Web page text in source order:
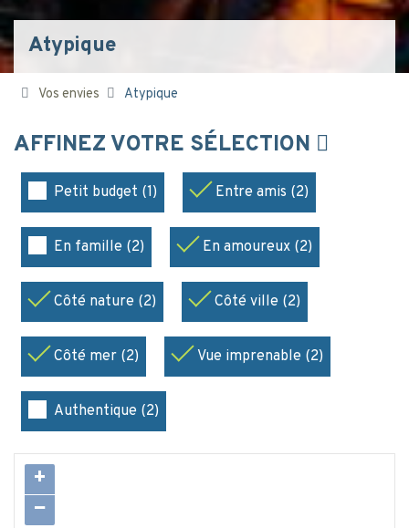
Atypique
Vos envies Atypique
AFFINEZ VOTRE SÉLECTION
Petit budget (1) Entre amis (2)
En famille (2) En amoureux (2)
Côté nature (2) Côté ville (2)
Côté mer (2) Vue imprenable (2)
Authentique (2)
+
−